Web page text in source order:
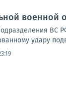
военной
удару